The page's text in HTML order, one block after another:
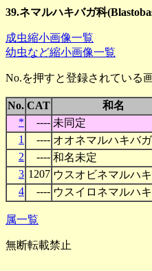
39.ネマルハキバガ科
成虫縮小画像一覧
幼虫など縮小画像一覧
No.を押すと登録されている
No. CAT 和名
*
---- 未同定
1
---- オオネマルハキバガ
2
---- 和名未定
3 1207 ウスオビネマルハ
4
---- ウスイロネマルハ
属一覧
無断転載禁止